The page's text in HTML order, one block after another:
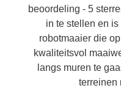
beoordeling - 5
in te stellen en
robotmaaier die
kwaliteitsvol
langs muren te
terreinen